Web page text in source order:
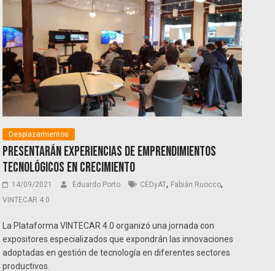
Desplazamientos
Presentarán experiencias de emprendimientos
tecnológicos en crecimiento
14/09/2021 Eduardo Porto CEDyAT, Fabián Ruocco,
VINTECAR 4.0
La Plataforma VINTECAR 4.0 organizó una jornada con
expositores especializados que expondrán las innovaciones
adoptadas en gestión de tecnología en diferentes sectores
productivos.